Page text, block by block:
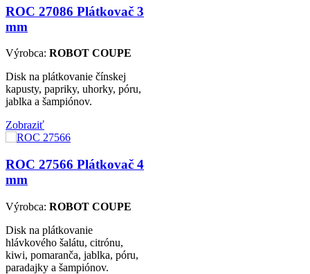
ROC 27086 Plátkovač 3
mm
Výrobca: ROBOT COUPE
Disk na plátkovanie čínskej
kapusty, papriky, uhorky, póru,
jablka a šampiónov.
Zobraziť
ROC 27566 Plátkovač 4
mm
Výrobca: ROBOT COUPE
Disk na plátkovanie
hlávkového šalátu, citrónu,
kiwi, pomaranča, jablka, póru,
paradajky a šampiónov.